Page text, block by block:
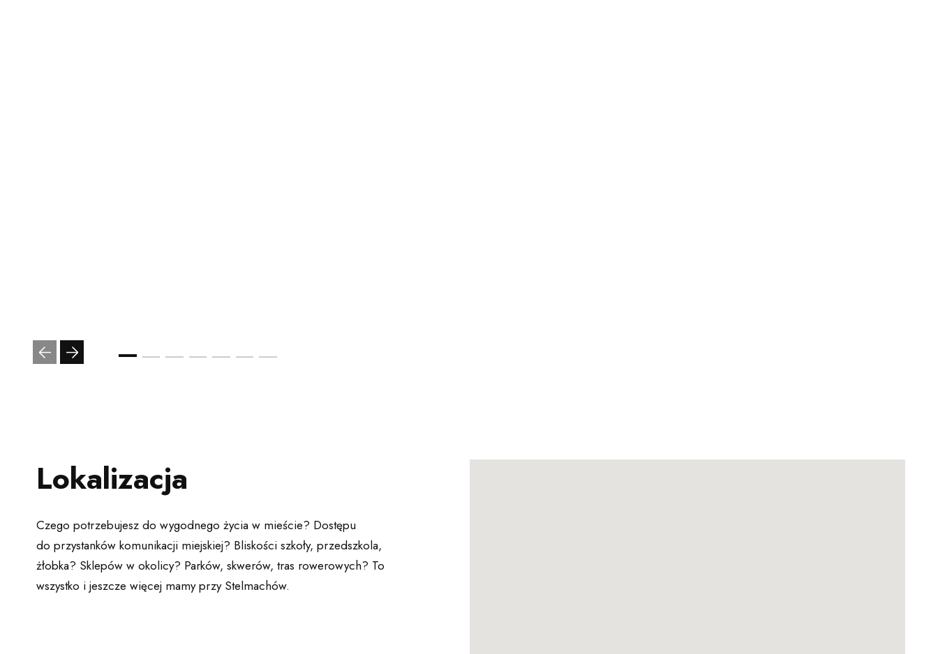
Lokalizacja
Czego potrzebujesz do wygodnego życia w mieście? Dostępu
do przystanków komunikacji miejskiej? Bliskości szkoły, przedszkola,
żłobka? Sklepów w okolicy? Parków, skwerów, tras rowerowych? To
wszystko i jeszcze więcej mamy przy Stelmachów.